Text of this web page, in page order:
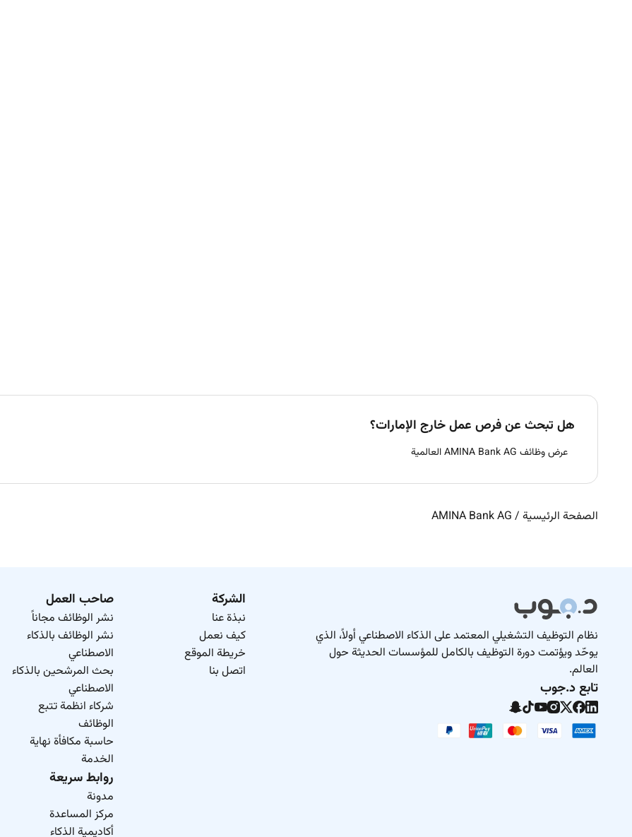
هل تبحث عن فرص عمل خارج الإمارات؟
عرض وظائف AMINA Bank AG العالمية
الصفحة الرئيسية /
AMINA Bank AG
نظام التوظيف التشغيلي المعتمد على الذكاء الاصطناعي أولاً، الذي
يوحّد ويؤتمت دورة التوظيف بالكامل للمؤسسات الحديثة حول
العالم.
تابع د.جوب
الشركة
نبذة عنا
كيف نعمل
خريطة الموقع
اتصل بنا
صاحب العمل
نشر الوظائف مجاناً
نشر الوظائف بالذكاء
الاصطناعي
بحث المرشحين بالذكاء
الاصطناعي
شركاء انظمة تتبع
الوظائف
حاسبة مكافأة نهاية
الخدمة
روابط سريعة
مدونة
مركز المساعدة
أكاديمية الذكاء